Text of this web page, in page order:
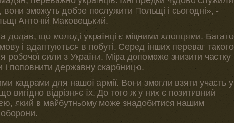
зможуть добре послужити Польщі і сьогодні», -
Антоній Маковецький.
додав, що молоді українці є міцними хлопцями. Багато
і адаптуються в побуті. Серед інших переваг такого
робочої сили з України. Міра допоможе знизити частку
і поповнити державну скарбницю.
кадрами для нашої армії. Вони змогли взяти участь у
вигідно відрізняє їх. До того ж у них є позитивний
який в майбутньому може знадобитися нашим